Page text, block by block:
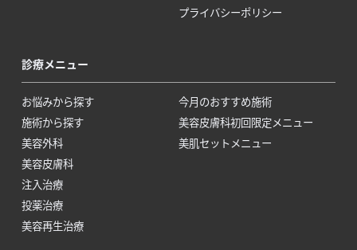
プライバシーポリシー
診療メニュー
お悩みから探す
施術から探す
美容外科
美容皮膚科
注入治療
投薬治療
美容再生治療
今月のおすすめ施術
美容皮膚科初回限定メニュー
美肌セットメニュー